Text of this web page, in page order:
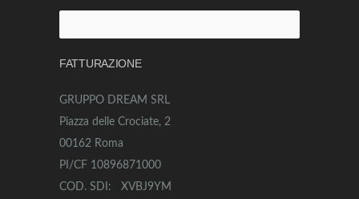
FATTURAZIONE
GRUPPO DREAM SRL
Piazza delle Crociate, 2
00162 Roma
PI/CF 10896871000
COD. SDI: XVBJ9YM